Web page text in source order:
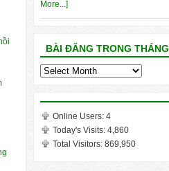
More...]
BÀI ĐĂNG TRONG THÁNG
Bài
thángOnline Users: 4
Today's Visits: 4,860
Total Visitors: 869,950